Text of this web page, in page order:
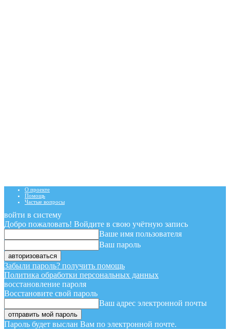
О проекте
Помощь
Частые вопросы
войти в систему
Добро пожаловать! Войдите в свою учётную запись
Ваше имя пользователя
Ваш пароль
Забыли пароль? получить помощь
Политика обработки персональных данных
восстановление пароля
Восстановите свой пароль
Ваш адрес электронной почты
Пароль будет выслан Вам по электронной почте.